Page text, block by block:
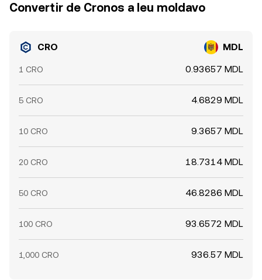
Convertir de Cronos a leu moldavo
CRO MDL
1 CRO 0.93657 MDL
5 CRO 4.6829 MDL
10 CRO 9.3657 MDL
20 CRO 18.7314 MDL
50 CRO 46.8286 MDL
100 CRO 93.6572 MDL
1,000 CRO 936.57 MDL